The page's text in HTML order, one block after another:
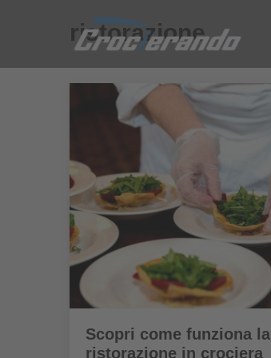
ristorazione
Scopri come funziona la
ristorazione in crociera